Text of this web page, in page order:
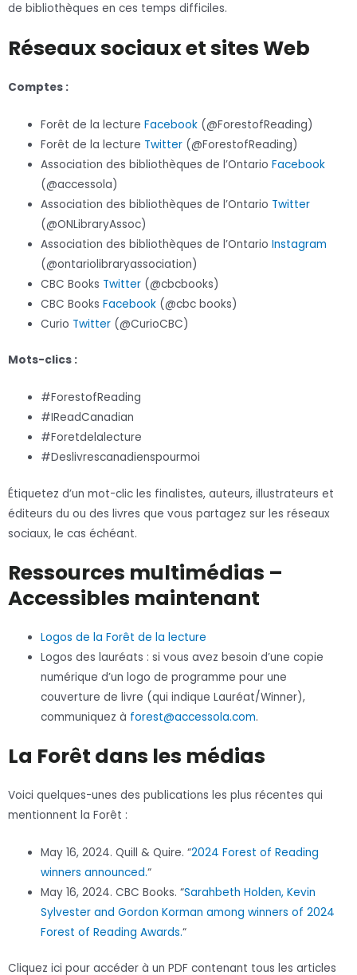
de bibliothèques en ces temps difficiles.
Réseaux sociaux et sites Web
Comptes :
Forêt de la lectureFacebook (@ForestofReading)
Forêt de la lecture Twitter (@ForestofReading)
Association des bibliothèques de l’OntarioFacebook
(@accessola)
Association des bibliothèques de l’Ontario Twitter
(@ONLibraryAssoc)
Association des bibliothèques de l’OntarioInstagram
(@ontariolibraryassociation)
CBC Books Twitter (@cbcbooks)
CBC BooksFacebook (@cbc books)
Curio Twitter (@CurioCBC)
Mots-clics :
#ForestofReading
#IReadCanadian
#Foretdelalecture
#Deslivrescanadienspourmoi
Étiquetez d’un mot-clic les finalistes, auteurs, illustrateurs et
éditeurs du ou des livres que vous partagez sur les réseaux
sociaux, le cas échéant.
Ressources multimédias –
Accessibles maintenant
Logos de la Forêt de la lecture
Logos des lauréats : si vous avez besoin d’une copie
numérique d’un logo de programme pour une
couverture de livre (qui indique Lauréat/Winner),
communiquez à forest@accessola.com.
La Forêt dans les médias
Voici quelques-unes des publications les plus récentes qui
mentionnent la Forêt :
May 16, 2024. Quill & Quire. “2024 Forest of Reading
winners announced.“
May 16, 2024. CBC Books. “Sarahbeth Holden, Kevin
Sylvester and Gordon Korman among winners of 2024
Forest of Reading Awards.“
Cliquez ici pour accéder à un PDF contenant tous les articles